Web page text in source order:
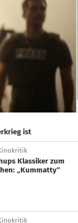
ist
„Kummatty“